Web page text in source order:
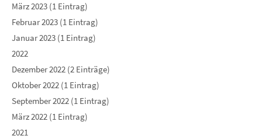
März 2023 (1 Eintrag)
Februar 2023 (1 Eintrag)
Januar 2023 (1 Eintrag)
2022
Dezember 2022 (2 Einträge)
Oktober 2022 (1 Eintrag)
September 2022 (1 Eintrag)
März 2022 (1 Eintrag)
2021